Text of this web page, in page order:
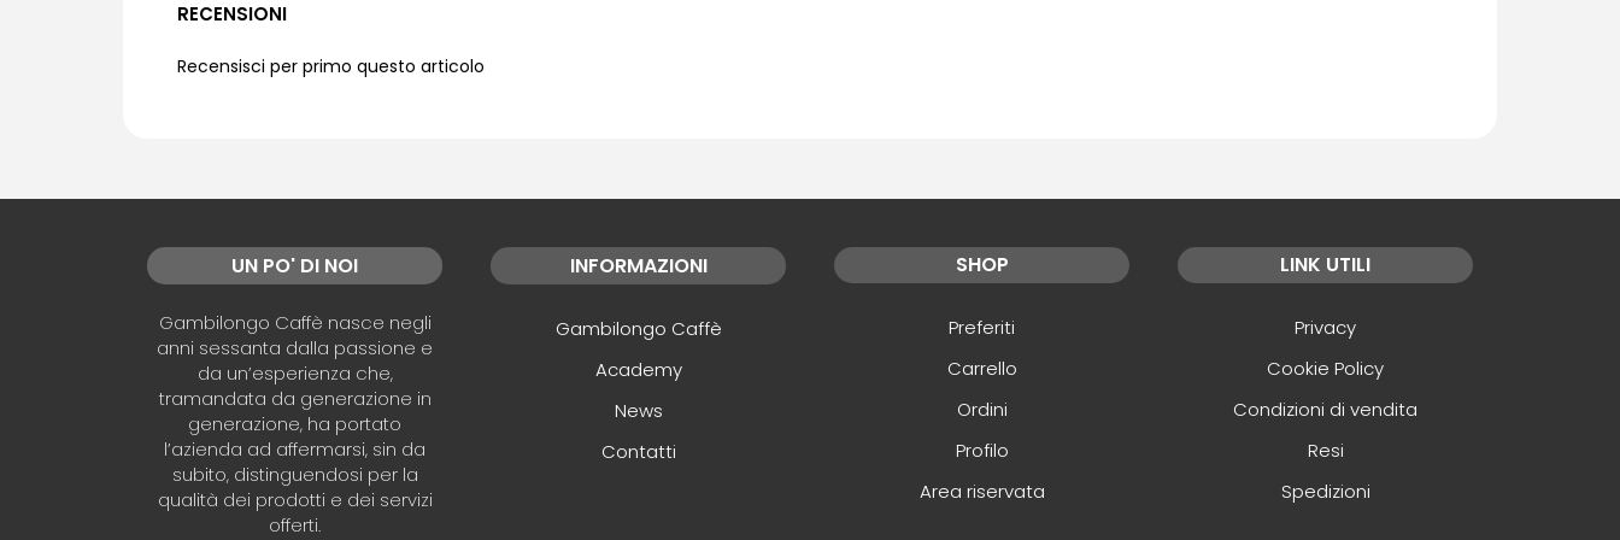
RECENSIONI
Recensisci per primo questo articolo
UN PO' DI NOI
Gambilongo Caffè nasce negli
anni sessanta dalla passione e
da un’esperienza che,
tramandata da generazione in
generazione, ha portato
l’azienda ad affermarsi, sin da
subito, distinguendosi per la
qualità dei prodotti e dei servizi
offerti.
INFORMAZIONI
Gambilongo Caffè
Academy
News
Contatti
SHOP
Preferiti
Carrello
Ordini
Profilo
Area riservata
LINK UTILI
Privacy
Cookie Policy
Condizioni di vendita
Resi
Spedizioni